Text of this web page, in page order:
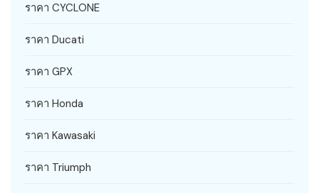
ราคา CYCLONE
ราคา Ducati
ราคา GPX
ราคา Honda
ราคา Kawasaki
ราคา Triumph